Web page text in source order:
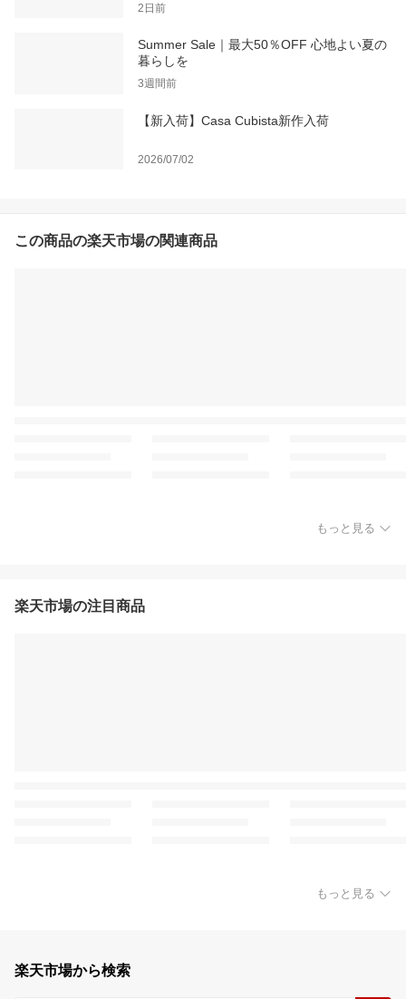
2日前
Summer Sale｜最大50％OFF 心地よい夏の
暮らしを
3週間前
【新入荷】Casa Cubista新作入荷
2026/07/02
この商品の楽天市場の関連商品
もっと見る
楽天市場の注目商品
もっと見る
楽天市場から検索